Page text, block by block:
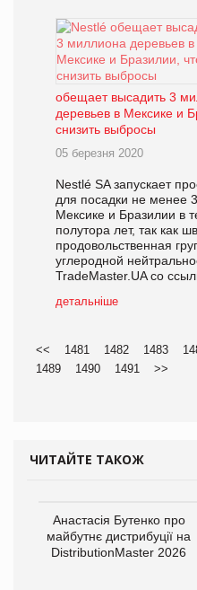
обещает высадить 3
деревьев в Мексике и
снизить выбросы
05 березня 2020
Nestlé SA запускает
для посадки не менее
Мексике и Бразилии в
полутора лет, так как
продовольственная
углеродной
TradeMaster.UA со
детальніше
<< 1481 1482 1483
1489
1490 1491 >>
ЧИТАЙТЕ ТАКОЖ
Анастасія Бутенко про
майбутнє дистрибуції на
DistributionMaster 2026